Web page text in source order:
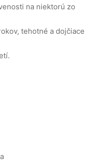
na niektorú zo
tehotné a dojčiace